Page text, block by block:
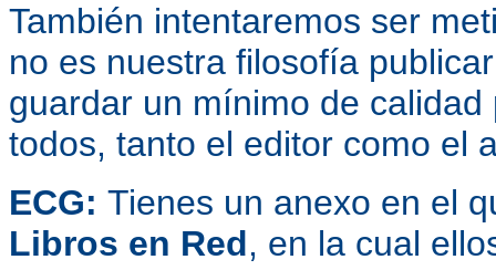
También intentaremos ser
no es nuestra filosofía
guardar un mínimo de
todos, tanto el editor como el
ECG: Tienes un anexo en el
Libros en Red, en la cual